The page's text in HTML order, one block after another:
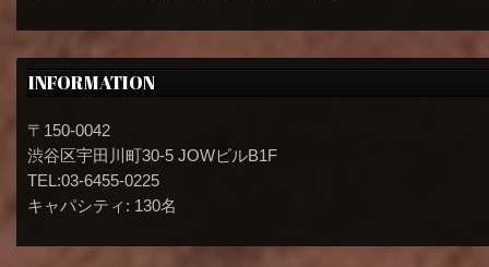
INFORMATION
〒150-0042
渋谷区宇田川町30-5 JOWビルB1F
TEL:03-6455-0225
キャパシティ: 130名